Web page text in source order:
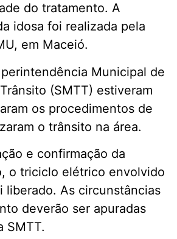
do tratamento. A
idosa foi realizada pela
em Maceió.
Municipal de
(SMTT) estiveram
os procedimentos de
o trânsito na área.
e confirmação da
o triciclo elétrico envolvido
liberado. As circunstâncias
deverão ser apuradas
SMTT.